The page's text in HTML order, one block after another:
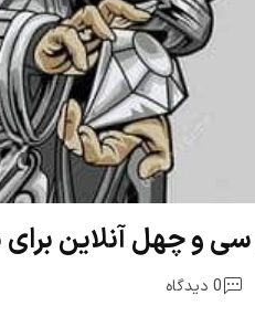
و چهل آنلاین برای
0 دیدگاه